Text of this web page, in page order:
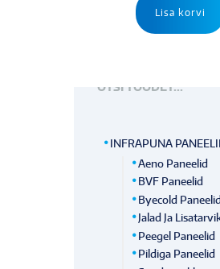
Lisa korvi
INFRAPUNA
Aeno Paneelid
BVF Paneelid
Byecold Paneelid
Jalad Ja
Peegel Paneelid
Pildiga Paneelid